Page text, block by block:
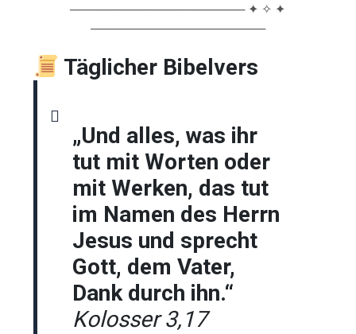
──────────────────── ✦ ✧ ✦
────────────────────
Täglicher Bibelvers
„Und alles, was ihr
tut mit Worten oder
mit Werken, das tut
im Namen des Herrn
Jesus und sprecht
Gott, dem Vater,
Dank durch ihn.“
Kolosser 3,17